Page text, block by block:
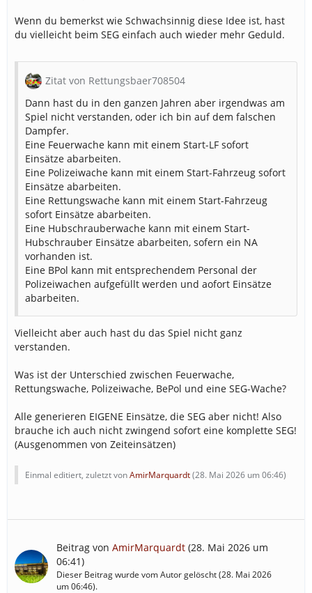
Wenn du bemerkst wie Schwachsinnig diese Idee ist, hast
du vielleicht beim SEG einfach auch wieder mehr Geduld.
Zitat von Rettungsbaer708504
Dann hast du in den ganzen Jahren aber irgendwas am
Spiel nicht verstanden, oder ich bin auf dem falschen
Dampfer.
Eine Feuerwache kann mit einem Start-LF sofort
Einsätze abarbeiten.
Eine Polizeiwache kann mit einem Start-Fahrzeug sofort
Einsätze abarbeiten.
Eine Rettungswache kann mit einem Start-Fahrzeug
sofort Einsätze abarbeiten.
Eine Hubschrauberwache kann mit einem Start-
Hubschrauber Einsätze abarbeiten, sofern ein NA
vorhanden ist.
Eine BPol kann mit entsprechendem Personal der
Polizeiwachen aufgefüllt werden und aofort Einsätze
abarbeiten.
Vielleicht aber auch hast du das Spiel nicht ganz
verstanden.
Was ist der Unterschied zwischen Feuerwache,
Rettungswache, Polizeiwache, BePol und eine SEG-Wache?
Alle generieren EIGENE Einsätze, die SEG aber nicht! Also
brauche ich auch nicht zwingend sofort eine komplette SEG!
(Ausgenommen von Zeiteinsätzen)
Einmal editiert, zuletzt vonAmirMarquardt(28. Mai 2026 um 06:46)
Beitrag von AmirMarquardt (28. Mai 2026 um
06:41)
Dieser Beitrag wurde vom Autor gelöscht (28. Mai 2026
um 06:46).